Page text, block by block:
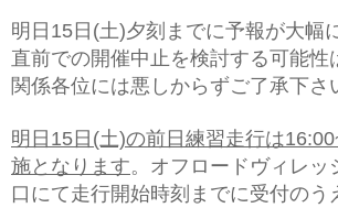
明日15日(土)夕刻までに予報が大幅
直前での開催中止を検討する可能性
関係各位には悪しからずご了承下さ
明日15日(土)の前日練習走行は
施となります。オフロードヴィレッ
口にて走行開始時刻までに受付のう